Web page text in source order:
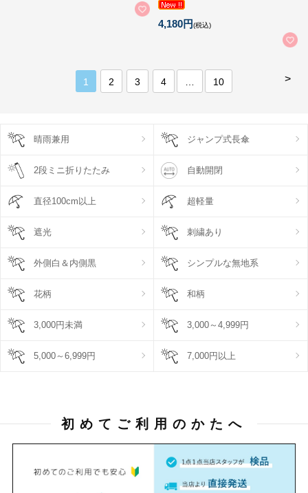
4,180円(税込)
>
1 2 3 4 10
晴雨兼用 ジャンプ式長傘
2段ミニ折りたたみ 自動開閉
直径100cm以上 超軽量
遮光 刺繍あり
外側白＆内側黒 シンプルな無地系
花柄 和柄
3,000円未満 3,000～4,999円
5,000～6,999円 7,000円以上
初めてご利用のかたへ